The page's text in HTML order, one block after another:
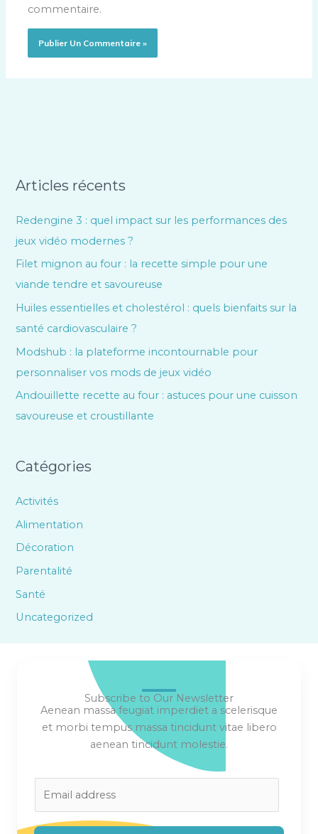
commentaire.
Articles récents
Redengine 3 : quel impact sur les performances des
jeux vidéo modernes ?
Filet mignon au four : la recette simple pour une
viande tendre et savoureuse
Huiles essentielles et cholestérol : quels bienfaits sur la
santé cardiovasculaire ?
Modshub : la plateforme incontournable pour
personnaliser vos mods de jeux vidéo
Andouillette recette au four : astuces pour une cuisson
savoureuse et croustillante
Catégories
Activités
Alimentation
Décoration
Parentalité
Santé
Uncategorized
Subscribe to Our Newsletter
Aenean massa feugiat imperdiet a scelerisque
et morbi tempus massa tincidunt vitae libero
aenean tincidunt molestie.